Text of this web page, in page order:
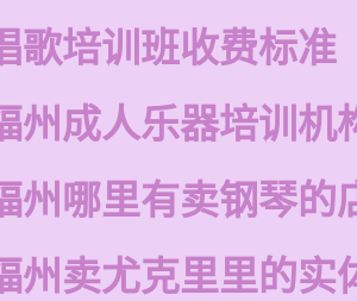
歌培训班收费标准
州成人乐器培训机
州哪里有卖钢琴的
州卖尤克里里的实